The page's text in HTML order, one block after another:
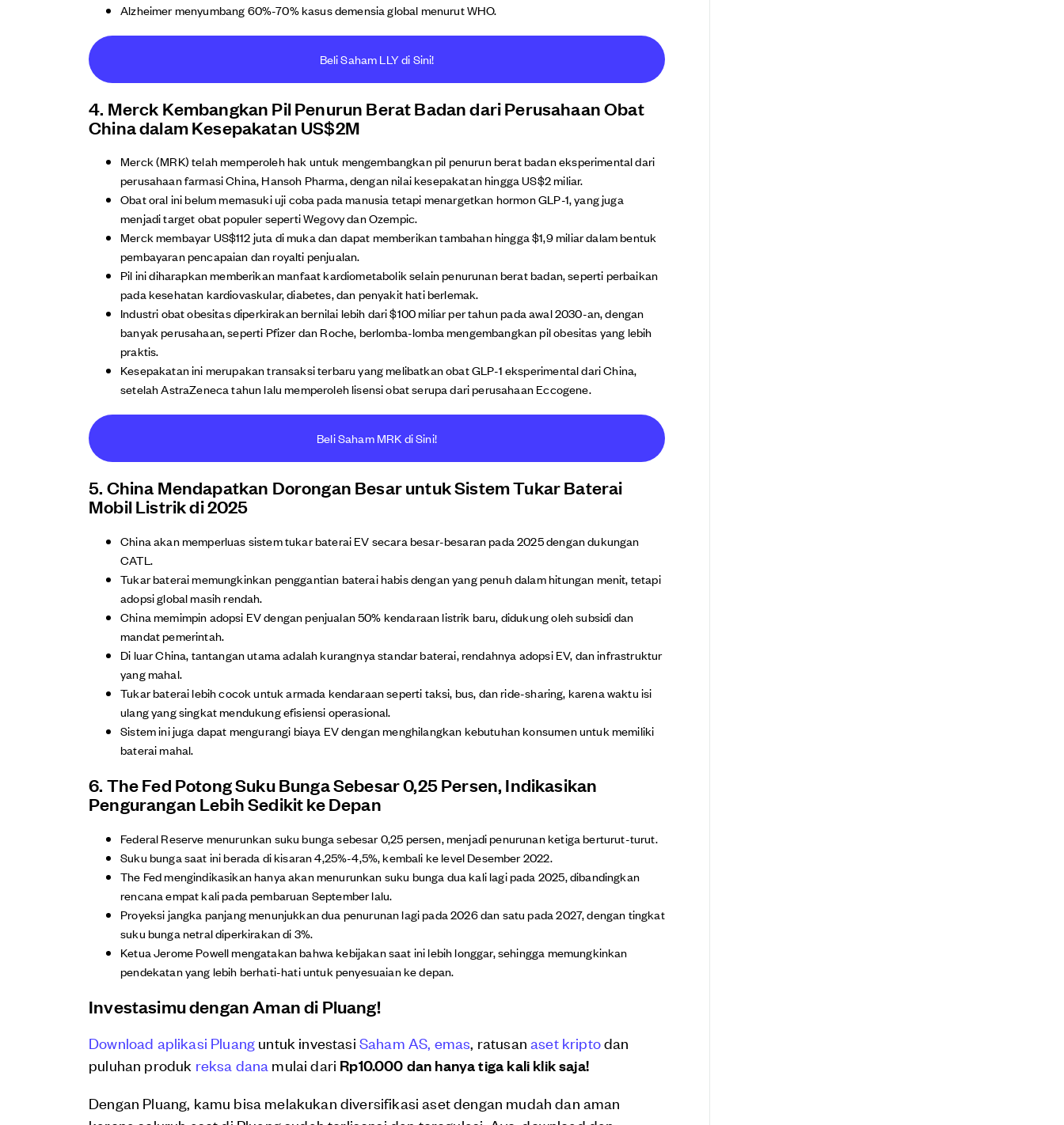
Alzheimer menyumbang 60%-70% kasus demensia global menurut WHO.
Beli Saham LLY di Sini!
4. Merck Kembangkan Pil Penurun Berat Badan dari Perusahaan Obat
China dalam Kesepakatan US$2M
Merck (MRK) telah memperoleh hak untuk mengembangkan pil penurun berat badan eksperimental dari
perusahaan farmasi China, Hansoh Pharma, dengan nilai kesepakatan hingga US$2 miliar.
Obat oral ini belum memasuki uji coba pada manusia tetapi menargetkan hormon GLP-1, yang juga
menjadi target obat populer seperti Wegovy dan Ozempic.
Merck membayar US$112 juta di muka dan dapat memberikan tambahan hingga $1,9 miliar dalam bentuk
pembayaran pencapaian dan royalti penjualan.
Pil ini diharapkan memberikan manfaat kardiometabolik selain penurunan berat badan, seperti perbaikan
pada kesehatan kardiovaskular, diabetes, dan penyakit hati berlemak.
Industri obat obesitas diperkirakan bernilai lebih dari $100 miliar per tahun pada awal 2030-an, dengan
banyak perusahaan, seperti Pfizer dan Roche, berlomba-lomba mengembangkan pil obesitas yang lebih
praktis.
Kesepakatan ini merupakan transaksi terbaru yang melibatkan obat GLP-1 eksperimental dari China,
setelah AstraZeneca tahun lalu memperoleh lisensi obat serupa dari perusahaan Eccogene.
Beli Saham MRK di Sini!
5. China Mendapatkan Dorongan Besar untuk Sistem Tukar Baterai
Mobil Listrik di 2025
China akan memperluas sistem tukar baterai EV secara besar-besaran pada 2025 dengan dukungan
CATL.
Tukar baterai memungkinkan penggantian baterai habis dengan yang penuh dalam hitungan menit, tetapi
adopsi global masih rendah.
China memimpin adopsi EV dengan penjualan 50% kendaraan listrik baru, didukung oleh subsidi dan
mandat pemerintah.
Di luar China, tantangan utama adalah kurangnya standar baterai, rendahnya adopsi EV, dan infrastruktur
yang mahal.
Tukar baterai lebih cocok untuk armada kendaraan seperti taksi, bus, dan ride-sharing, karena waktu isi
ulang yang singkat mendukung efisiensi operasional.
Sistem ini juga dapat mengurangi biaya EV dengan menghilangkan kebutuhan konsumen untuk memiliki
baterai mahal.
6. The Fed Potong Suku Bunga Sebesar 0,25 Persen, Indikasikan
Pengurangan Lebih Sedikit ke Depan
Federal Reserve menurunkan suku bunga sebesar 0,25 persen, menjadi penurunan ketiga berturut-turut.
Suku bunga saat ini berada di kisaran 4,25%-4,5%, kembali ke level Desember 2022.
The Fed mengindikasikan hanya akan menurunkan suku bunga dua kali lagi pada 2025, dibandingkan
rencana empat kali pada pembaruan September lalu.
Proyeksi jangka panjang menunjukkan dua penurunan lagi pada 2026 dan satu pada 2027, dengan tingkat
suku bunga netral diperkirakan di 3%.
Ketua Jerome Powell mengatakan bahwa kebijakan saat ini lebih longgar, sehingga memungkinkan
pendekatan yang lebih berhati-hati untuk penyesuaian ke depan.
Investasimu dengan Aman di Pluang!
Download aplikasi Pluang untuk investasi Saham AS, emas, ratusanaset kriptodan
puluhan produk reksa dana mulai dari Rp10.000 dan hanya tiga kali klik saja!
Dengan Pluang, kamu bisa melakukan diversifikasi aset dengan mudah dan aman